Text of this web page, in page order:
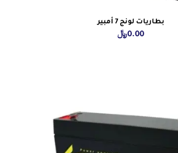
بطاريات لونج 7 أمبير
0.00﷼